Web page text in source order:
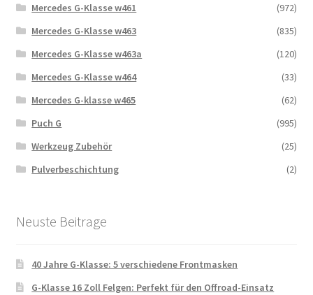
Mercedes G-Klasse w461
(972)
Mercedes G-Klasse w463
(835)
Mercedes G-Klasse w463a
(120)
Mercedes G-Klasse w464
(33)
Mercedes G-klasse w465
(62)
Puch G
(995)
Werkzeug Zubehör
(25)
Pulverbeschichtung
(2)
Neuste Beitrage
40 Jahre G-Klasse: 5 verschiedene Frontmasken
G-Klasse 16 Zoll Felgen: Perfekt für den Offroad-Einsatz